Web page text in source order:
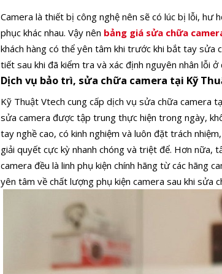
Camera là thiết bị công nghệ nên sẽ có lúc bị lỗi, hư
phục khác nhau. Vậy nên bảng giá sửa chữa
khách hàng có thể yên tâm khi trước khi bắt tay sửa
tiết sau khi đã kiểm tra và xác định nguyên nhân lỗi ở
Dịch vụ bảo trì, sửa chữa camera tại Kỹ
Kỹ Thuật Vtech cung cấp dịch vụ sửa chữa camera
sửa camera được tập trung thực hiện trong ngày,
tay nghề cao, có kinh nghiệm và luôn đặt trách
giải quyết cực kỳ nhanh chóng và triệt để. Hơn nữa,
camera đều là linh phụ kiện chính hãng từ các hãng
yên tâm về chất lượng phụ kiện camera sau khi sửa